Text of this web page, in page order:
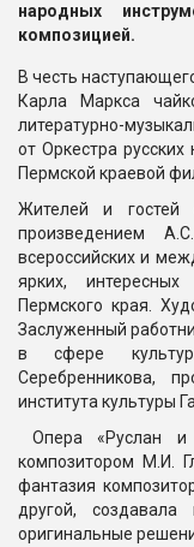
народных
композицией.
В честь
Карла Маркса
литературно-
от Оркестра
Пермской краевой
Жителей и гостей
произведением
всероссийских и
ярких,
Пермского края.
Заслуженный
в сфере
Серебренникова,
института культуры
Опера «Руслан и
композитором М.И.
фантазия
другой, создавала
оригинальные